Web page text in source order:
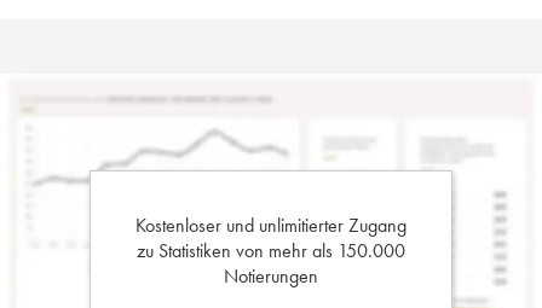
Kostenloser und unlimitierter Zugang
zu Statistiken von mehr als 150.000
Notierungen